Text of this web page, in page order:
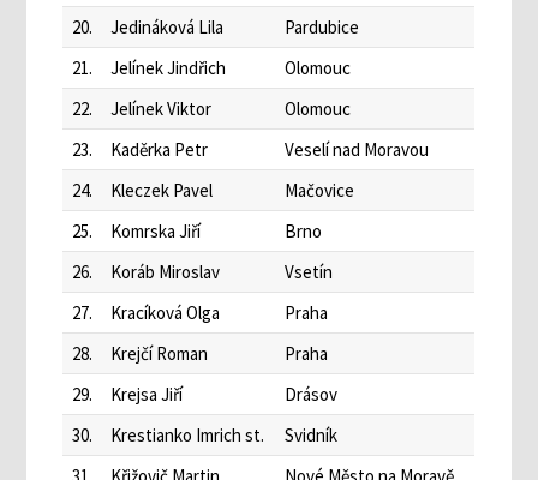
20.
Jedináková Lila
Pardubice
21.
Jelínek Jindřich
Olomouc
22.
Jelínek Viktor
Olomouc
23.
Kaděrka Petr
Veselí nad Moravou
24.
Kleczek Pavel
Mačovice
25.
Komrska Jiří
Brno
26.
Koráb Miroslav
Vsetín
27.
Kracíková Olga
Praha
28.
Krejčí Roman
Praha
29.
Krejsa Jiří
Drásov
30.
Krestianko Imrich st.
Svidník